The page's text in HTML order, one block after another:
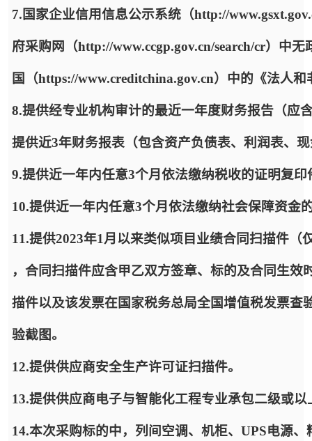
7.国家企业信用信息公示系统（http://
府采购网（http://www.ccgp.gov.cn/search/cr）中
国（https://www.creditchina.gov.cn）中的《法人
8.提供经专业机构审计的最近一年度财务报告（应
提供近3年财务报表（包含资产负债表、利润表、
9.提供近一年内任意3个月依法缴纳税收的证明复
10.提供近一年内任意3个月依法缴纳社会保障资金
11.提供2023年1月以来类似项目业绩合同扫描件
，合同扫描件应含甲乙双方签章、标的及合同生
描件以及该发票在国家税务总局全国增值税发票查
验截图。
12.提供供应商安全生产许可证扫描件。
13.提供供应商电子与智能化工程专业承包二级或
14.本次采购标的中，列间空调、机柜、UPS电源